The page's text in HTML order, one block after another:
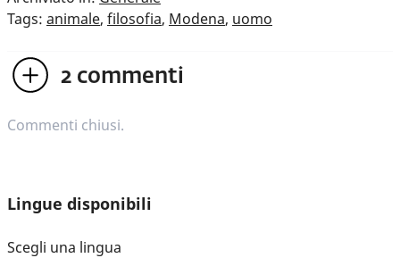
Tags: animale, filosofia, Modena, uomo
2 commenti
Commenti chiusi.
Lingue disponibili
Scegli una lingua